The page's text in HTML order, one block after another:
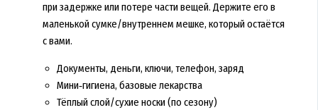
при задержке или потере части вещей. Держите его в
маленькой сумке/внутреннем мешке, который остаётся
с вами.
Документы, деньги, ключи, телефон, заряд
Мини‑гигиена, базовые лекарства
Тёплый слой/сухие носки (по сезону)